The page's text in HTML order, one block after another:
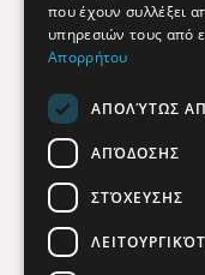
που έχουν συλλέξει
υπηρεσιών τους από
Απορρήτου
ΑΠΟΛΎΤΩΣ
ΑΠΌΔΟΣΗΣ
ΣΤΌΧΕΥΣΗΣ